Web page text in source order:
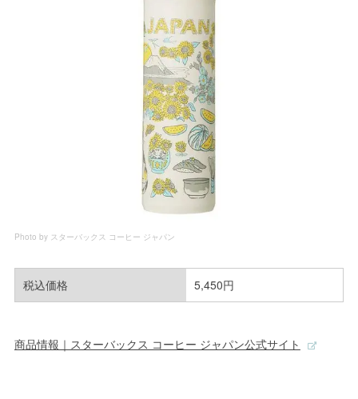
Photo by スターバックス コーヒー ジャパン
税込価格 5,450円
商品情報｜スターバックス コーヒー ジャパン公式サイト